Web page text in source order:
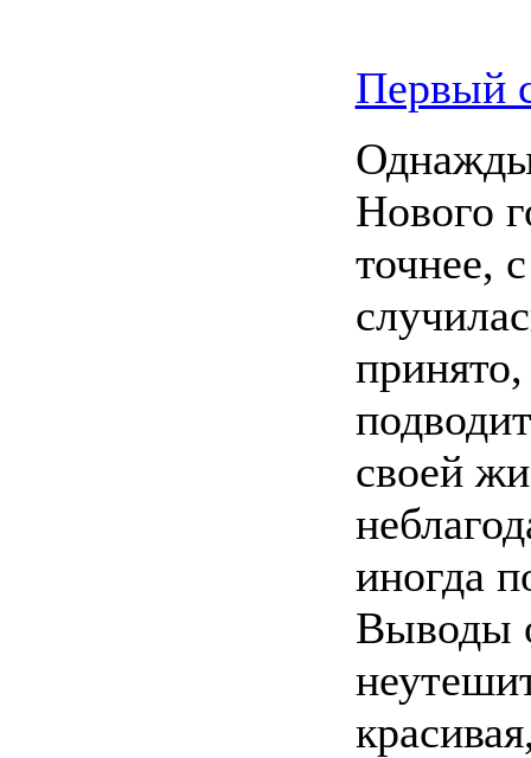
Первый
Нового
точнее,
своей
иногда
Выводы